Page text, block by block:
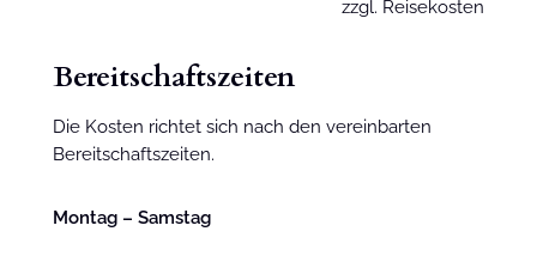
zzgl. Reisekosten
Bereitschaftszeiten
Die Kosten richtet sich nach den vereinbarten
Bereitschaftszeiten.
Montag – Samstag